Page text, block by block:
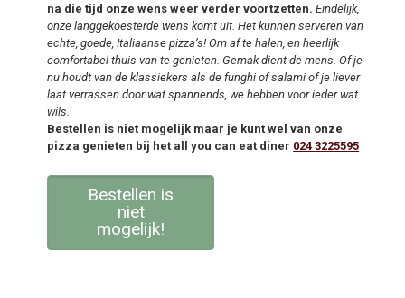
na die tijd onze wens weer verder voortzetten. Eindelijk,
onze langgekoesterde wens komt uit. Het kunnen serveren van
echte, goede, Italiaanse pizza’s! Om af te halen, en heerlijk
comfortabel thuis van te genieten. Gemak dient de mens. Of je
nu houdt van de klassiekers als de funghi of salami of je liever
laat verrassen door wat spannends, we hebben voor ieder wat
wils.
Bestellen is niet mogelijk maar je kunt wel van onze
pizza genieten bij het all you can eat diner 024 3225595
Bestellen is
niet
mogelijk!